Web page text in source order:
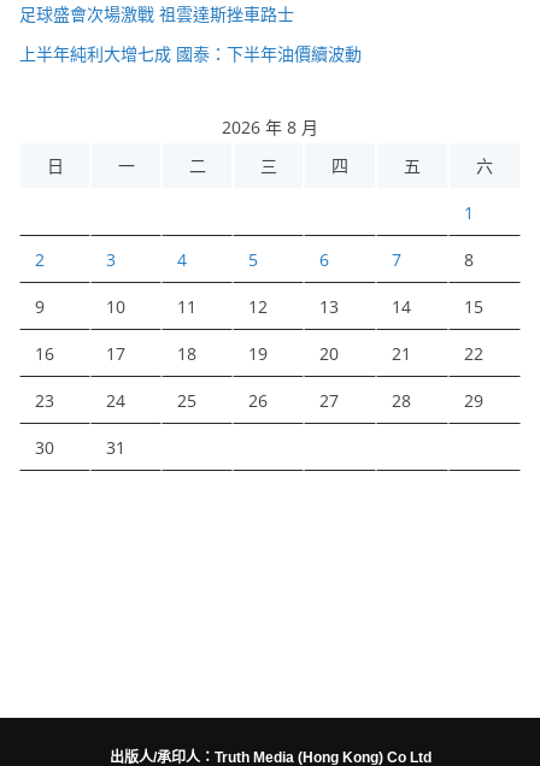
足球盛會次場激戰 祖雲達斯挫車路士
上半年純利大增七成 國泰：下半年油價續波動
2026 年 8 月
日
一 二 三 四 五 六
1
2 3 4 5 6 7 8
9 10 11 12 13 14 15
16 17 18 19 20 21 22
23 24 25 26 27 28 29
30 31
出版人/承印人：Truth Media (Hong Kong) Co Ltd